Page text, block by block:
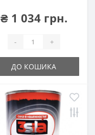
₴ 1 034 грн.
- +
ДО КОШИКА